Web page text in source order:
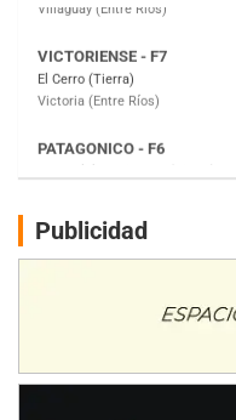
Moto Club Reginense (Tierra)
Gral. E. Godoy (Río Negro)
Juventud Unida (Tierra)
Humboldt (Santa Fe)
NORESTE SANTAFESINO - F6
SUR SANTAFESINO - F4
Publicidad